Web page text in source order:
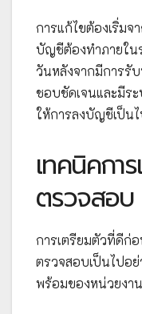
การแก้ไขต้องเริ่ม
บัญชีต้องทำภายใน
วันหลังจากมีการรั
ชอบชัดเจนและมีร
ให้การลงบัญชีเป็น
เทคนิคกา
ตรวจสอบ
การเตรียมตัวที่ดีก่
ตรวจสอบเป็นไปอย่
พร้อมของหน่วยงา